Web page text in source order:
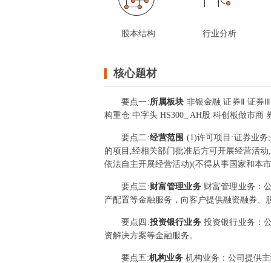
股本结构 行业分析
核心题材
要点一:所属板块 非银金融 证券Ⅱ 证券
构重仓 中字头 HS300_ AH股 科创板做市商
要点二:经营范围 (1)许可项目:证券业
的项目,经相关部门批准后方可开展经营活
依法自主开展经营活动)(不得从事国家和本
要点三 :财富管理业务 财富管理业务：
产配置等金融服务，向客户提供融资融券、
要点 四 :投资银行业务 投资银行业务：
资解决方案等金融服务。
要点五:机构业务 机构业务：公司提供